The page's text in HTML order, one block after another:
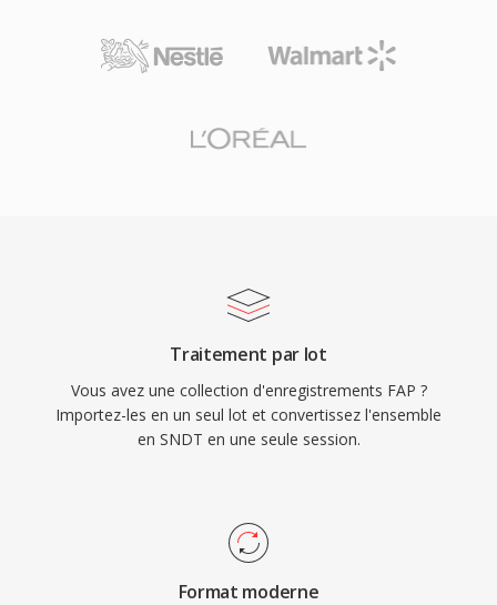
Traitement par lot
Vous avez une collection d'enregistrements FAP ?
Importez-les en un seul lot et convertissez l'ensemble
en SNDT en une seule session.
Format moderne